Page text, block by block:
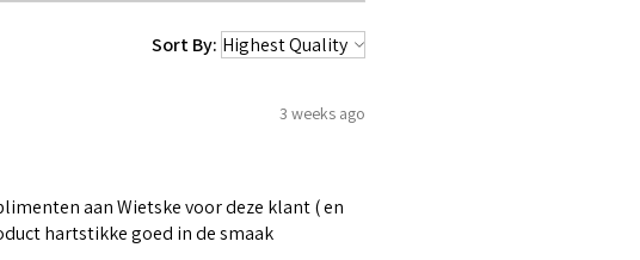
Sort By:
3 weeks ago
aan Wietske voor deze klant ( en
hartstikke goed in de smaak